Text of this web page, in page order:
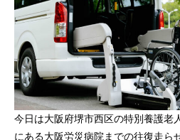
今日は大阪府堺市西区の特別養護老
にある大阪労災病院までの往復走ら